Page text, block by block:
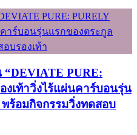
“DEVIATE PURE:
งเท้าวิ่งไร้แผ่นคาร์บอนรุ่น
ร้อมกิจกรรมวิ่งทดสอบ